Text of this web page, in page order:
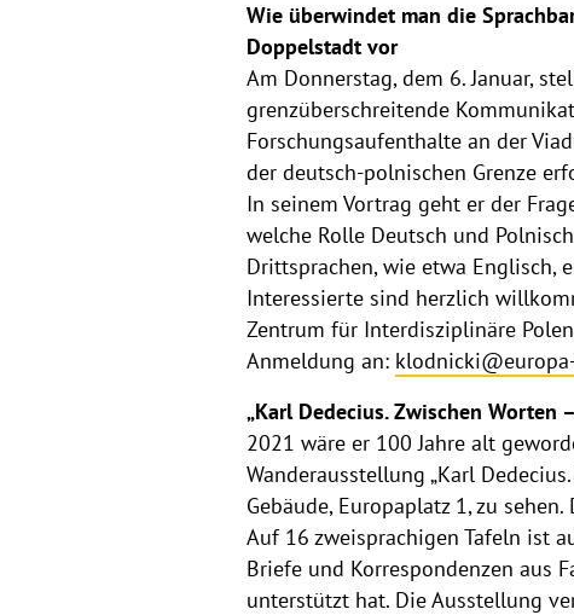
Wie überwindet man die
Doppelstadt vor
Am Donnerstag, dem 6. Januar,
grenzüberschreitende
Forschungsaufenthalte an der
der deutsch-polnischen Grenze
In seinem Vortrag geht er der
welche Rolle Deutsch und
Drittsprachen, wie etwa Englisch,
Interessierte sind herzlich
Zentrum für Interdisziplinäre
Anmeldung an:
„Karl Dedecius. Zwischen Worten
2021 wäre er 100 Jahre alt
Wanderausstellung „Karl
Gebäude, Europaplatz 1, zu
Auf 16 zweisprachigen Tafeln ist
Briefe und Korrespondenzen aus
unterstützt hat. Die Ausstellung